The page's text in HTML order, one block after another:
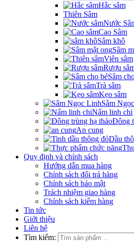
Hắc sâm
Thiên Sâm
Nước
Cao Sâm
Sâm khô
Sâm
Viên sâm
Rượu
Sâm
Trà sâm
Kẹo sâm
Sâm
Nấm linh chi
Đông
An cung
Dầu
Quy định và chính sách
Hướng dẫn mua hàng
Chính sách đổi trả hàng
Chính sách bảo mật
Trách nhiệm giao hàng
Chính sách kiểm hàng
Tin tức
Giới thiệu
Liên hệ
Tìm kiếm: